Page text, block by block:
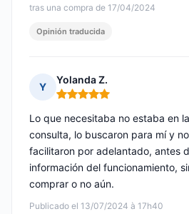
tras una compra de 17/04/2024
Opinión traducida
Y
Yolanda Z.
Nota: 5 de 5
Publicado el 13/07/2024 à 17h40
Lo que necesitaba no estaba en
consulta, lo buscaron para mí y
facilitaron por adelantado, antes
información del funcionamiento,
comprar o no aún.